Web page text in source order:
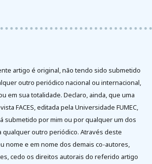
artigo é original, não tendo sido submetido
outro periódico nacional ou internacional,
em sua totalidade. Declaro, ainda, que uma
FACES, editada pela Universidade FUMEC,
submetido por mim ou por qualquer um dos
qualquer outro periódico. Através deste
nome e em nome dos demais co-autores,
cedo os direitos autorais do referido artigo